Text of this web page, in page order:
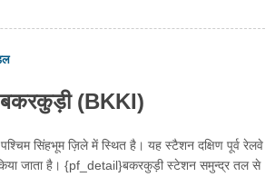
बकरकुड़ी (BKKI)
सिंहभूम ज़िले में स्थित है। यह स्टैशन दक्षिण पूर्व रेलवे
किया जाता है। {pf_detail}बकरकुड़ी स्टेशन समुन्द्र तल से